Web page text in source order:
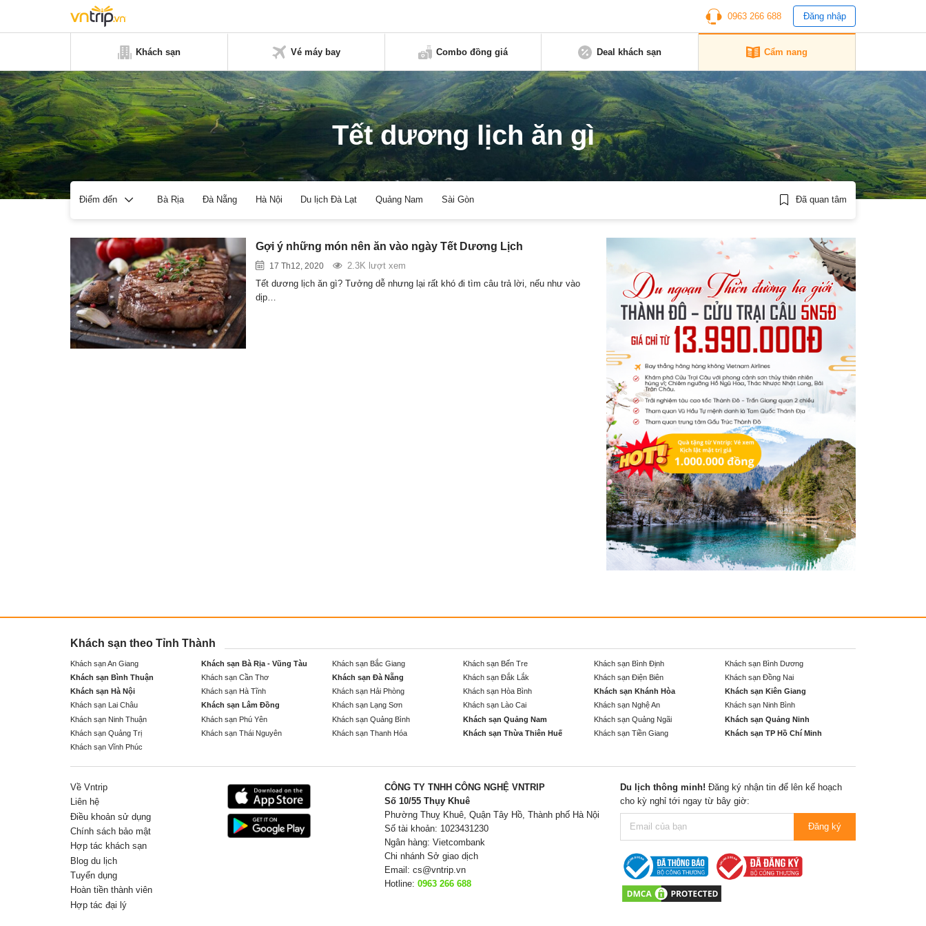
0963 266 688 Đăng nhập
Khách sạn Vé máy bay Combo đồng giá Deal khách sạn Cẩm nang
Tết dương lịch ăn gì
Điểm đến Bà Rịa Đà Nẵng Hà Nội Du lịch Đà Lạt Quảng Nam Sài Gòn Đã quan tâm
Gợi ý những món nên ăn vào ngày Tết Dương Lịch
17 Th12, 2020
2.3K lượt xem
Tết dương lịch ăn gì? Tưởng dễ nhưng lại rất khó đi tìm câu trả lời, nếu như vào
dịp…
Khách sạn theo Tỉnh Thành
Khách sạn An Giang Khách sạn Bà Rịa - Vũng Tàu Khách sạn Bắc Giang Khách sạn Bến Tre Khách sạn Bình Định
Khách sạn Bình Dương
Khách sạn Bình Thuận
Khách sạn Cần Thơ Khách sạn Đà Nẵng Khách sạn Đắk Lắk Khách sạn Điện Biên
Khách sạn Đồng Nai
Khách sạn Hà Nội
Khách sạn Hà Tĩnh Khách sạn Hải Phòng Khách sạn Hòa Bình Khách sạn Khánh Hòa
Khách sạn Kiên Giang
Khách sạn Lai Châu
Khách sạn Lâm Đồng Khách sạn Lạng Sơn Khách sạn Lào Cai Khách sạn Nghệ An
Khách sạn Ninh Bình
Khách sạn Ninh Thuận
Khách sạn Phú Yên Khách sạn Quảng Bình Khách sạn Quảng Nam Khách sạn Quảng Ngãi
Khách sạn Quảng Ninh
Khách sạn Quảng Trị
Khách sạn Thái Nguyên Khách sạn Thanh Hóa Khách sạn Thừa Thiên Huế Khách sạn Tiền Giang
Khách sạn TP Hồ Chí Minh
Khách sạn Vĩnh Phúc
Về Vntrip
Liên hệ
Điều khoản sử dụng
Chính sách bảo mật
Hợp tác khách sạn
Blog du lịch
Tuyển dụng
Hoàn tiền thành viên
Hợp tác đại lý
CÔNG TY TNHH CÔNG NGHỆ VNTRIP
Số 10/55 Thụy Khuê
Phường Thuỵ Khuê, Quận Tây Hồ, Thành phố Hà Nội
Số tài khoản: 1023431230
Ngân hàng: Vietcombank
Chi nhánh Sở giao dịch
Email: cs@vntrip.vn
Hotline: 0963 266 688
Du lịch thông minh! Đăng ký nhận tin để lên kế hoạch
cho kỳ nghỉ tới ngay từ bây giờ:
Đăng ký